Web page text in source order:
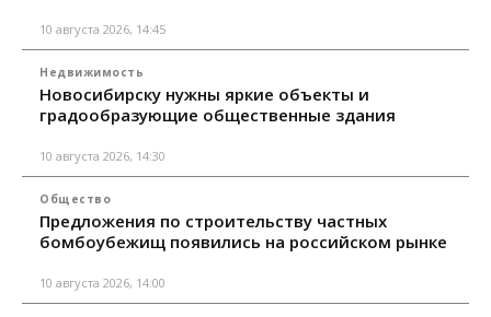
10 августа 2026, 14:45
Недвижимость
Новосибирску нужны яркие объекты и
градообразующие общественные здания
10 августа 2026, 14:30
Общество
Предложения по строительству частных
бомбоубежищ появились на российском рынке
10 августа 2026, 14:00